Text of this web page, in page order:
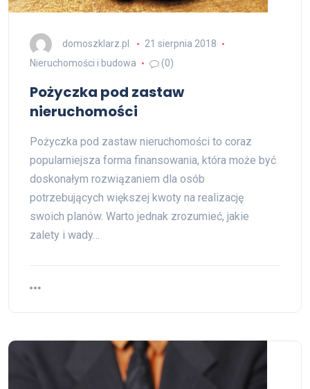
domoszklarz.pl
21 sierpnia 2018
Nieruchomości i budowa
(0)
Pożyczka pod zastaw
nieruchomości
Pożyczka pod zastaw nieruchomości to coraz
popularniejsza forma finansowania, która może być
doskonałym rozwiązaniem dla osób
potrzebujących większej kwoty na realizację
swoich planów. Warto jednak zrozumieć, jakie
zalety i wady…